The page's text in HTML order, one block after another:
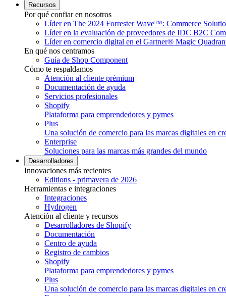
Recursos
Por qué confiar en nosotros
Líder en The 2024 Forrester Wave™: Commerce
Líder en la evaluación de proveedores de IDC B2C
Líder en comercio digital en el Gartner® Magic
En qué nos centramos
Guía de Shop Component
Cómo te respaldamos
Atención al cliente prémium
Documentación de ayuda
Servicios profesionales
Shopify
Plataforma para emprendedores y pymes
Plus
Una solución de comercio para las marcas digitales en
Enterprise
Soluciones para las marcas más grandes del mundo
Desarrolladores
Innovaciones más recientes
Editions - primavera de 2026
Herramientas e integraciones
Integraciones
Hydrogen
Atención al cliente y recursos
Desarrolladores de Shopify
Documentación
Centro de ayuda
Registro de cambios
Shopify
Plataforma para emprendedores y pymes
Plus
Una solución de comercio para las marcas digitales en